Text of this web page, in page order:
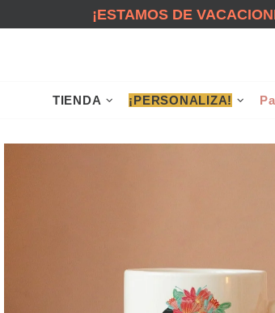
¡ESTAMOS DE
TIENDA ¡PERSONALIZA!